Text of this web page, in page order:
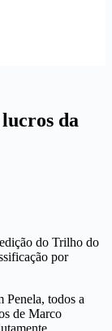
da
do Trilho do
por
Penela, todos a
de Marco